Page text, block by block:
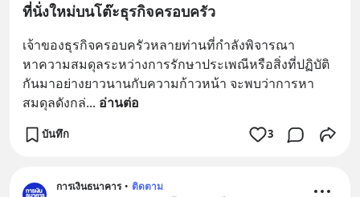
ที่นั่งใหม่บนโต๊ะธุรกิจครอบครัว
เจ้าของธุรกิจครอบครัวหลายท่านที่กำลังพิจารณา
หาความสมดุลระหว่างการรักษาประเพณีหรือสิ่งที่ปฏิบัติ
กันมาอย่างยาวนานกับความก้าวหน้า จะพบว่าการหา
สมดุลดังกล่... อ่านต่อ
บันทึก 3
การเงินธนาคาร • ติดตาม